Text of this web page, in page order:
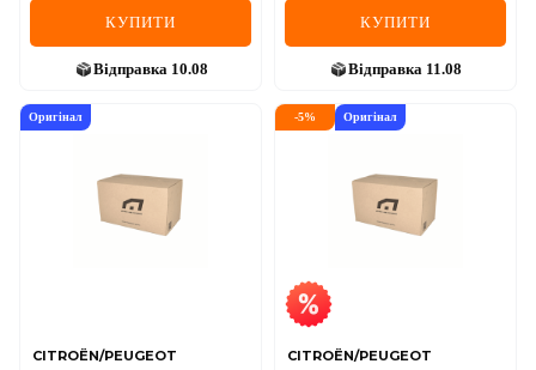
КУПИТИ
Відправка 10.08
КУПИТИ
Відправка 11.08
Оригінал
CITROËN/PEUGEOT
-5% Оригінал
CITROËN/PEUGEOT